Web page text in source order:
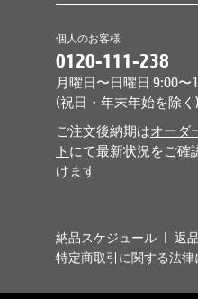
個人のお客様
0120-111-238
月曜日〜日曜日 9:00〜
(祝日・年末年始を除く)
ご注文後納期はオーダ
ト にて最新状況をご確
けます
納品スケジュール 返
特定商取引に関する法